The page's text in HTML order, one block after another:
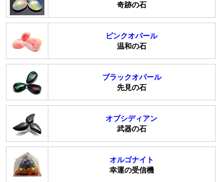
奇跡の石
ピンクオパール
温和の石
ブラックオパール
先見の石
オブシディアン
武器の石
オルゴナイト
幸運の受信機